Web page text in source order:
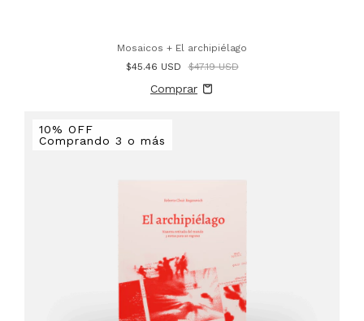
Mosaicos + El archipiélago
$45.46 USD
$47.19 USD
10% OFF
Comprando 3 o más